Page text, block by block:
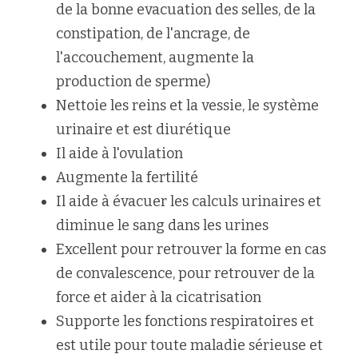
de la bonne evacuation des selles, de la
constipation, de l'ancrage, de
l'accouchement, augmente la
production de sperme)
Nettoie les reins et la vessie, le système
urinaire et est diurétique
Il aide à l'ovulation
Augmente la fertilité
Il aide à évacuer les calculs urinaires et
diminue le sang dans les urines
Excellent pour retrouver la forme en cas
de convalescence, pour retrouver de la
force et aider à la cicatrisation
Supporte les fonctions respiratoires et
est utile pour toute maladie sérieuse et